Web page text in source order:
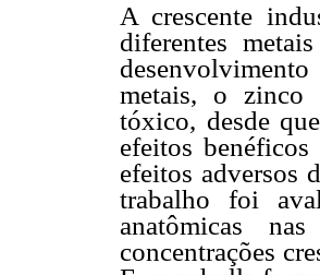
A crescente
diferentes
metais, o zinco
tóxico, desde
efeitos
efeitos adversos
trabalho foi
anatômicas
concentrações